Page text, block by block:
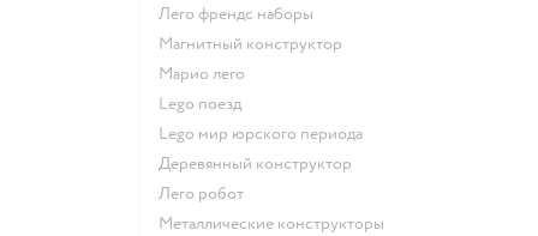
Лего френдс наборы
Магнитный конструктор
Марио лего
Lego поезд
Lego мир юрского периода
Деревянный конструктор
Лего робот
Металлические конструкторы